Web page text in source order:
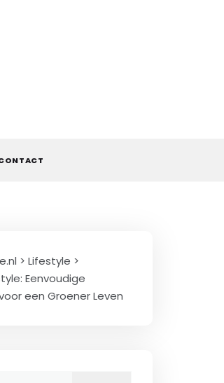
> Lifestyle >
Eenvoudige
een Groener Leven